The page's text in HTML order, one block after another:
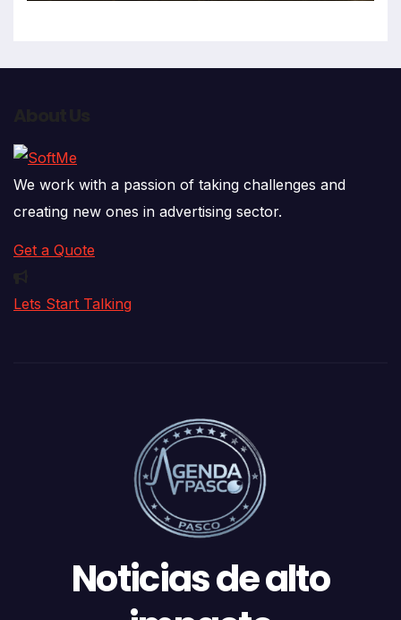
We work with a passion of taking challenges and
creating new ones in advertising sector.
Get a Quote
Lets Start Talking
Noticias de alto